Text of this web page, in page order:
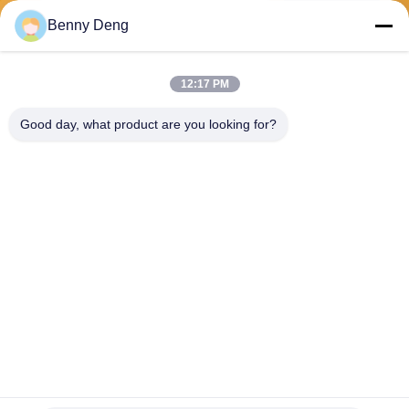
Benny Deng
12:17 PM
Good day, what product are you looking for?